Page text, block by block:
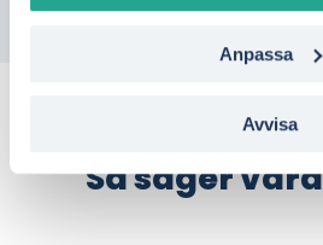
Anpassa
Avvisa
Så säger